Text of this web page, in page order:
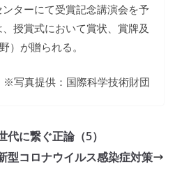
ターにて受賞記念講演会を予
授賞式において賞状、賞牌及
）が贈られる。
※写真提供：国際科学技術財団
代に繋ぐ正論（5）
型コロナウイルス感染症対策